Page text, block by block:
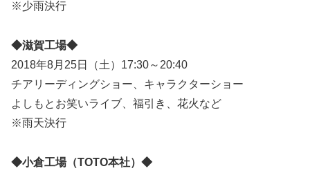
※少雨決行
◆滋賀工場◆
2018年8月25日（土）17:30～20:40
チアリーディングショー、キャラクターショー
よしもとお笑いライブ、福引き、花火など
※雨天決行
◆小倉工場（TOTO本社）◆